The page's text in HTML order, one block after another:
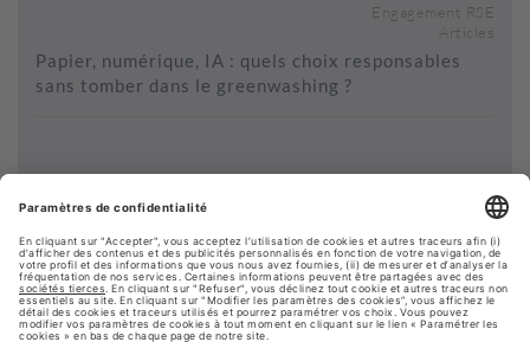
Engagement RSE
Articles
Papier, numérique, IA : quels choix responsables
sans tomber dans le greenwashing ?
Voir plus de contenus...